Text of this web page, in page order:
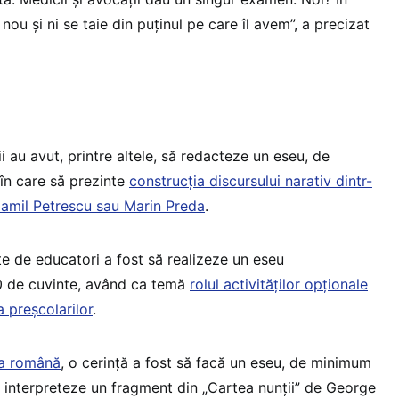
și ni se taie din puținul pe care îl avem”, a precizat
au avut, printre altele, să redacteze un eseu, de
care să prezinte construcția discursului narativ dintr-
Petrescu sau Marin Preda.
de educatori a fost să realizeze un eseu
cuvinte, având ca temă rolul activităților opționale
preșcolarilor.
română, o cerință a fost să facă un eseu, de minimum
un fragment din „Cartea nunții” de George